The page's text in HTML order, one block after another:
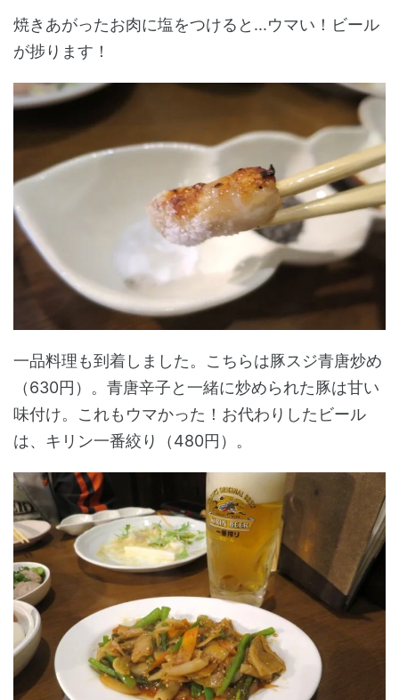
焼きあがったお肉に塩をつけると...ウマい！ビール
が捗ります！
一品料理も到着しました。こちらは豚スジ青唐炒め
（630円）。青唐辛子と一緒に炒められた豚は甘い
味付け。これもウマかった！お代わりしたビール
は、キリン一番絞り（480円）。